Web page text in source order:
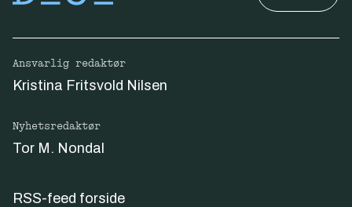
Ansvarlig redaktør
Kristina Fritsvold Nilsen
Nyhetsredaktør
Tor M. Nondal
RSS-feed forside